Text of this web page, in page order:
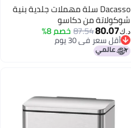
Dacasso سلة مهملات جلدية بنية
شوكولاتة من دكاسو
د.ك‏80.07
87.54خصم 8%
أقل سعر في 30 يوم
أقل سعر في 30 يوم